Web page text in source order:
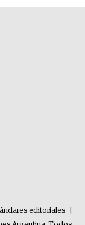
editoriales